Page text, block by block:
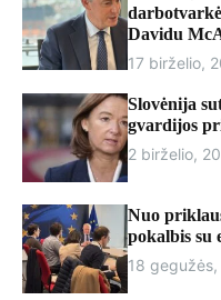
Davidu
17 birželio,
Slovėnija
gvardijos
2 birželio,
Nuo
pokalbis
18